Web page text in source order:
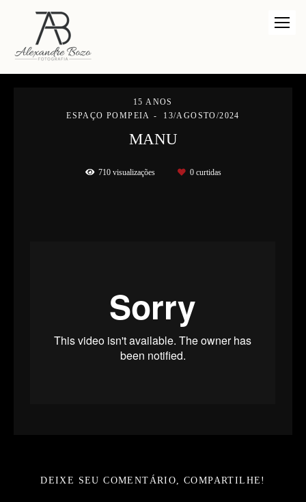
15 ANOS
ESPAÇO POMPEIA
13/AGOSTO/2024
MANU
710visualizações 0curtidas
DEIXE SEU COMENTÁRIO, COMPARTILHE!